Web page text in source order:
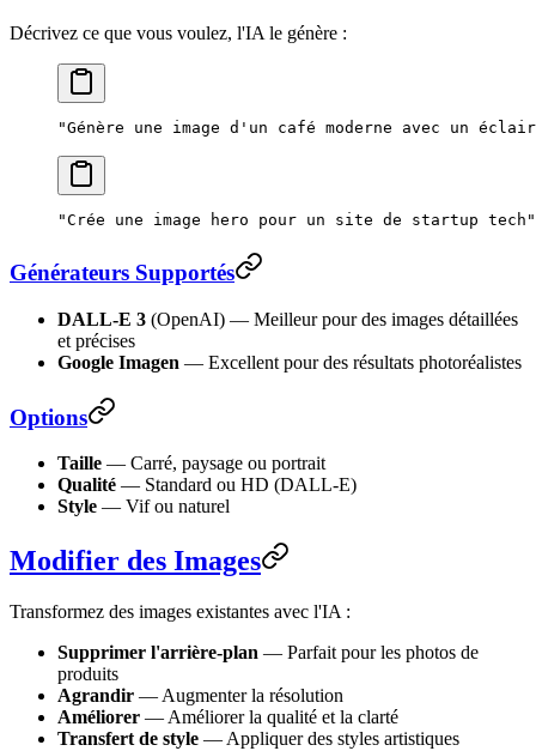
Décrivez ce que vous voulez, l'IA le génère :
"Génère une image d'un café moderne avec un
"Crée une image hero pour un site de startup tech"
Générateurs Supportés
DALL-E 3 (OpenAI) — Meilleur pour des images détaillées
et précises
Google Imagen — Excellent pour des résultats photoréalistes
Options
Taille — Carré, paysage ou portrait
Qualité — Standard ou HD (DALL-E)
Style — Vif ou naturel
Modifier des Images
Transformez des images existantes avec l'IA :
Supprimer l'arrière-plan — Parfait pour les photos de
produits
Agrandir — Augmenter la résolution
Améliorer — Améliorer la qualité et la clarté
Transfert de style — Appliquer des styles artistiques